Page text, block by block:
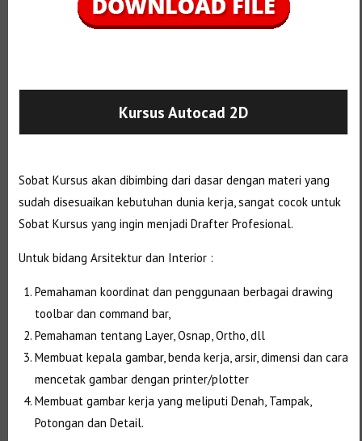
Kursus Autocad 2D
Sobat Kursus akan dibimbing dari dasar dengan materi yang
sudah disesuaikan kebutuhan dunia kerja, sangat cocok untuk
Sobat Kursus yang ingin menjadi Drafter Profesional.
Untuk bidang Arsitektur dan Interior :
Pemahaman koordinat dan penggunaan berbagai drawing
toolbar dan command bar,
Pemahaman tentang Layer, Osnap, Ortho, dll
Membuat kepala gambar, benda kerja, arsir, dimensi dan cara
mencetak gambar dengan printer/plotter
Membuat gambar kerja yang meliputi Denah, Tampak,
Potongan dan Detail.